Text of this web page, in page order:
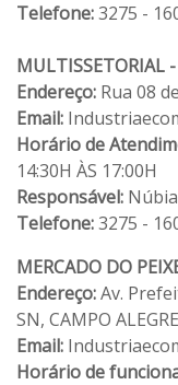
Telefone:3275 -
MULTISSETORIAL
Endereço: Rua 08
Email:
Horário de
14:30H ÀS 17:00H
Responsável:
Telefone:3275 -
MERCADO DO
Endereço:Av.
SN, CAMPO
Email:
Horário de